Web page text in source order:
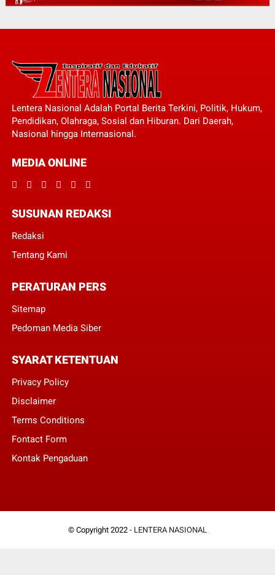
Lentera Nasional Adalah Portal Berita Terkini, Politik, Hukum,
Pendidikan, Olahraga, Sosial dan Hiburan. Dari Daerah,
Nasional hingga Internasional.
MEDIA ONLINE
SUSUNAN REDAKSI
Redaksi
Tentang Kami
PERATURAN PERS
Sitemap
Pedoman Media Siber
SYARAT KETENTUAN
Privacy Policy
Disclaimer
Terms Conditions
Fontact Form
Kontak Pengaduan
© Copyright 2022 - LENTERA NASIONAL